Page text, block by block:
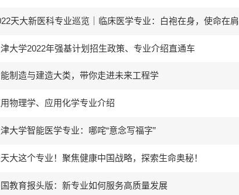
天大新医科专业巡览｜临床医学专业：白袍在身，使命在肩
大学2022年强基计划招生政策、专业介绍直通车
制造与建造大类，带你走进未来工程学
物理学、应用化学专业介绍
大学智能医学专业：哪咤“意念写福字”
大这个专业！聚焦健康中国战略，探索生命奥秘！
教育报头版：新专业如何服务高质量发展